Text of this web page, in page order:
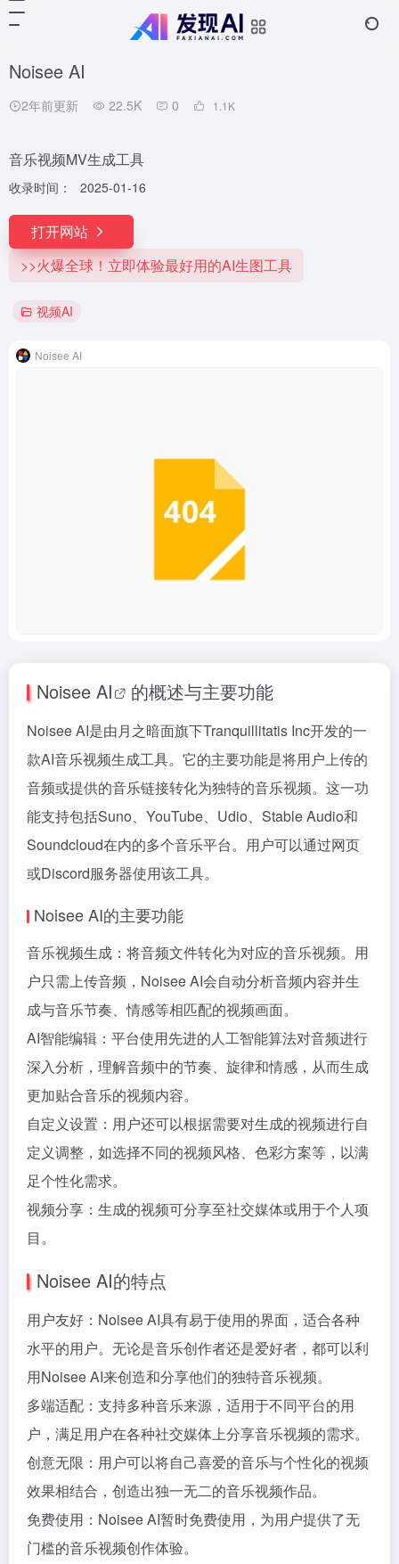
Noisee AI
2年前更新 22.5K 0 1.1 K
音乐视频MV生成工具
收录时间： 2025-01-16
打开网站
>>火爆全球！立即体验最好用的AI生图工具
视频AI
Noisee AI
Noisee AI 的概述与主要功能
Noisee AI是由月之暗面旗下Tranquillitatis Inc开发的一
款AI音乐视频生成工具。它的主要功能是将用户上传的
音频或提供的音乐链接转化为独特的音乐视频。这一功
能支持包括Suno、YouTube、Udio、Stable Audio和
Soundcloud在内的多个音乐平台。用户可以通过网页
或Discord服务器使用该工具。
Noisee AI的主要功能
音乐视频生成：将音频文件转化为对应的音乐视频。用
户只需上传音频，Noisee AI会自动分析音频内容并生
成与音乐节奏、情感等相匹配的视频画面。
AI智能编辑：平台使用先进的人工智能算法对音频进行
深入分析，理解音频中的节奏、旋律和情感，从而生成
更加贴合音乐的视频内容。
自定义设置：用户还可以根据需要对生成的视频进行自
定义调整，如选择不同的视频风格、色彩方案等，以满
足个性化需求。
视频分享：生成的视频可分享至社交媒体或用于个人项
目。
Noisee AI的特点
用户友好：Noisee AI具有易于使用的界面，适合各种
水平的用户。无论是音乐创作者还是爱好者，都可以利
用Noisee AI来创造和分享他们的独特音乐视频。
多端适配：支持多种音乐来源，适用于不同平台的用
户，满足用户在各种社交媒体上分享音乐视频的需求。
创意无限：用户可以将自己喜爱的音乐与个性化的视频
效果相结合，创造出独一无二的音乐视频作品。
免费使用：Noisee AI暂时免费使用，为用户提供了无
门槛的音乐视频创作体验。